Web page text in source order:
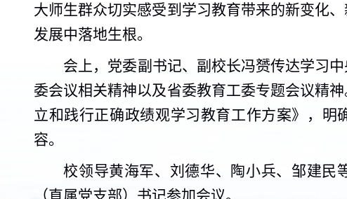
大师生群众切实感受到学习教育带来的新变化
发展中落地生根。
会上，党委副书记、副校长冯赟传达学习
委会议相关精神以及省委教育工委专题会议精
立和践行正确政绩观学习教育工作方案》，明
容。
校领导黄海军、刘德华、陶小兵、邹建民
（直属党支部）书记参加会议。